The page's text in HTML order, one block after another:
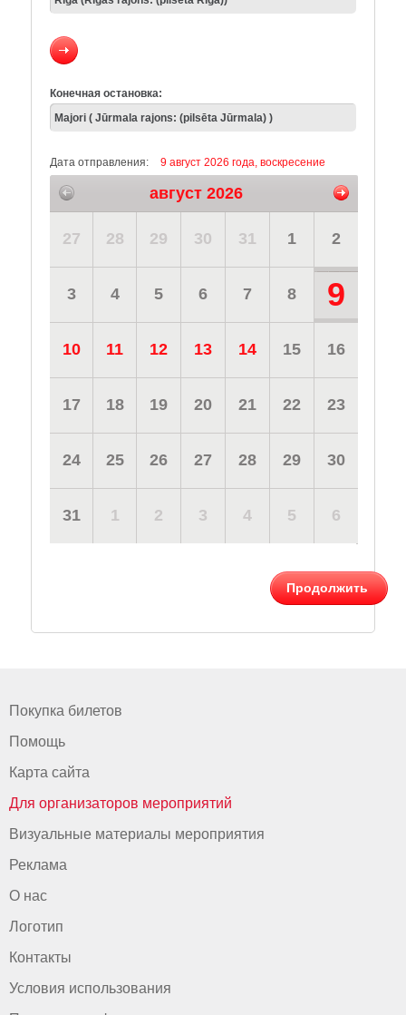
Конечная остановка:
Дата отправления: 9 август 2026 года, воскресение
август 2026
27 28 29 30 31 1 2
3 4 5 6 7 8 9
10 11 12 13 14 15 16
17 18 19 20 21 22 23
24 25 26 27 28 29 30
31 1 2 3 4 5 6
Продолжить
Покупка билетов
Помощь
Карта сайта
Для организаторов мероприятий
Визуальные материалы мероприятия
Реклама
О нас
Логотип
Контакты
Условия использования